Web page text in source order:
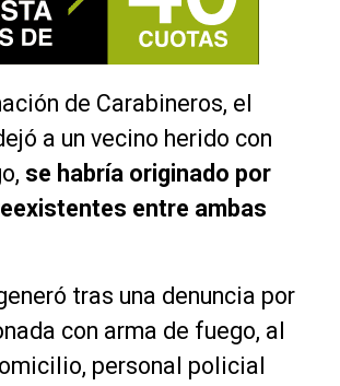
de Carabineros, el
a un vecino herido con
se habría originado por
entre ambas
tras una denuncia por
con arma de fuego, al
personal policial